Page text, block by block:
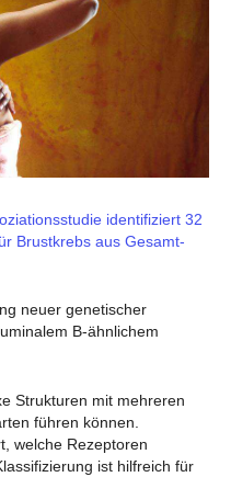
identifiziert 32
Brustkrebs aus Gesamt-
neuer genetischer
B-ähnlichem
Strukturen mit mehreren
führen können.
welche Rezeptoren
ist hilfreich für